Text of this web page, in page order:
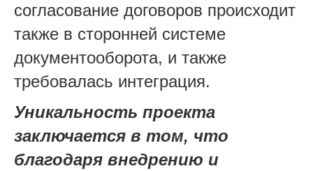
согласование договоров происходит
также в сторонней системе
документооборота, и также
требовалась интеграция.
Уникальность проекта
заключается в том, что
благодаря внедрению и